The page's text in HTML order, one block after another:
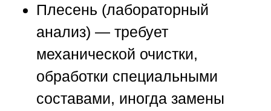
Плесень (лабораторный
анализ) — требует
механической очистки,
обработки специальными
составами, иногда замены